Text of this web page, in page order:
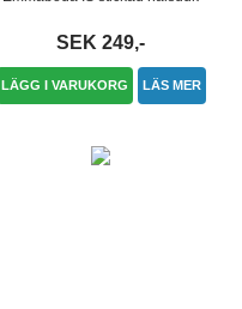
SEK 249,-
LÄGG I VARUKORG LÄS MER